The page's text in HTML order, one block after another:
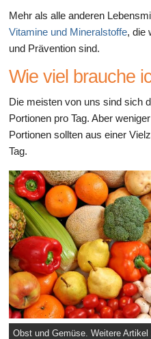
Mehr als alle anderen
Vitamine und Mineralstoffe, die
und Prävention sind.
Wie viel brauche
Die meisten von uns sind sich
Portionen pro Tag. Aber
Portionen sollten aus einer
Tag.
Obst und Gemüse. Weitere Artikel